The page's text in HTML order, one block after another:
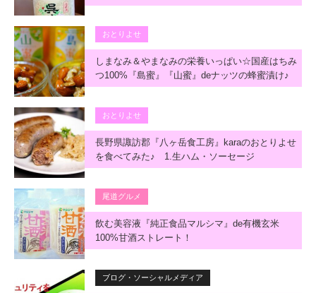
おとりよせ
しまなみ＆やまなみの栄養いっぱい☆国産はちみ
つ100%『島蜜』『山蜜』deナッツの蜂蜜漬け♪
おとりよせ
長野県諏訪郡『八ヶ岳食工房』karaのおとりよせ
を食べてみた♪ 1.生ハム・ソーセージ
尾道グルメ
飲む美容液『純正食品マルシマ』de有機玄米
100%甘酒ストレート！
ブログ・ソーシャルメディア